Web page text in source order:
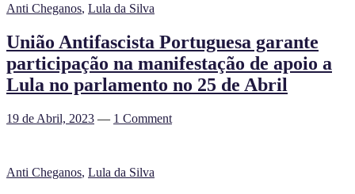
Anti Cheganos, Lula da Silva
União Antifascista Portuguesa garante
participação na manifestação de apoio a
Lula no parlamento no 25 de Abril
19 de Abril, 2023 — 1 Comment
Anti Cheganos, Lula da Silva